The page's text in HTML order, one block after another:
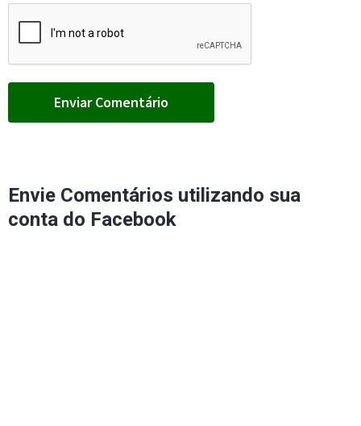
Envie Comentários utilizando sua
conta do Facebook